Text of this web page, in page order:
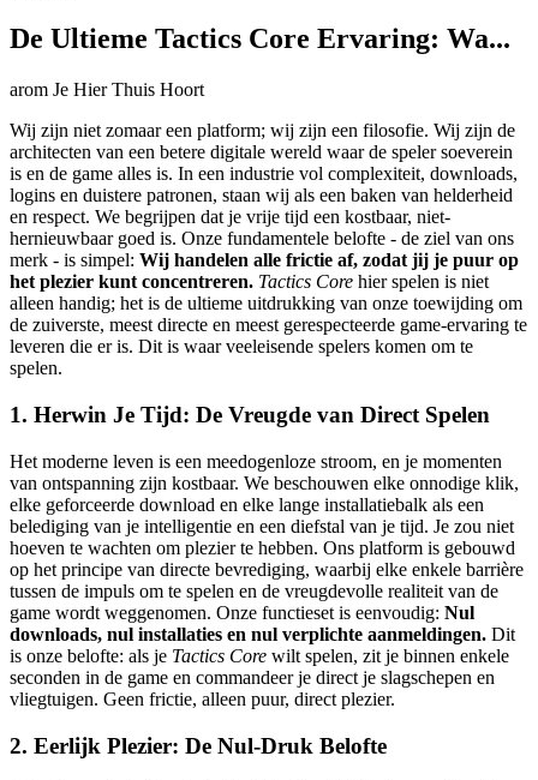
De Ultieme Tactics Core Ervaring: Wa...
arom Je Hier Thuis Hoort
Wij zijn niet zomaar een platform; wij zijn een filosofie. Wij zijn de
architecten van een betere digitale wereld waar de speler soeverein
is en de game alles is. In een industrie vol complexiteit, downloads,
logins en duistere patronen, staan wij als een baken van helderheid
en respect. We begrijpen dat je vrije tijd een kostbaar, niet-
hernieuwbaar goed is. Onze fundamentele belofte - de ziel van ons
merk - is simpel: Wij handelen alle frictie af, zodat jij je puur op
het plezier kunt concentreren. Tactics Core hier spelen is niet
alleen handig; het is de ultieme uitdrukking van onze toewijding om
de zuiverste, meest directe en meest gerespecteerde game-ervaring te
leveren die er is. Dit is waar veeleisende spelers komen om te
spelen.
1. Herwin Je Tijd: De Vreugde van Direct Spelen
Het moderne leven is een meedogenloze stroom, en je momenten
van ontspanning zijn kostbaar. We beschouwen elke onnodige klik,
elke geforceerde download en elke lange installatiebalk als een
belediging van je intelligentie en een diefstal van je tijd. Je zou niet
hoeven te wachten om plezier te hebben. Ons platform is gebouwd
op het principe van directe bevrediging, waarbij elke enkele barrière
tussen de impuls om te spelen en de vreugdevolle realiteit van de
game wordt weggenomen. Onze functieset is eenvoudig: Nul
downloads, nul installaties en nul verplichte aanmeldingen. Dit
is onze belofte: als je Tactics Core wilt spelen, zit je binnen enkele
seconden in de game en commandeer je direct je slagschepen en
vliegtuigen. Geen frictie, alleen puur, direct plezier.
2. Eerlijk Plezier: De Nul-Druk Belofte